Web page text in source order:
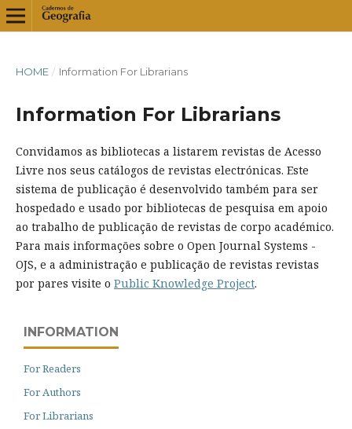
HOME / Information For Librarians
Information For Librarians
Convidamos as bibliotecas a listarem revistas de Acesso
Livre nos seus catálogos de revistas electrónicas. Este
sistema de publicação é desenvolvido também para ser
hospedado e usado por bibliotecas de pesquisa em apoio
ao trabalho de publicação de revistas de corpo académico.
Para mais informações sobre o Open Journal Systems -
OJS, e a administração e publicação de revistas revistas
por pares visite o Public Knowledge Project.
INFORMATION
For Readers
For Authors
For Librarians